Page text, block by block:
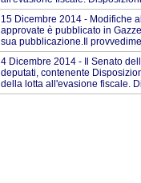
15 Dicembre 2014 - Modifiche
approvate è pubblicato in
sua pubblicazione.Il
4 Dicembre 2014 - Il Senato
deputati, contenente
della lotta all'evasione fiscale.